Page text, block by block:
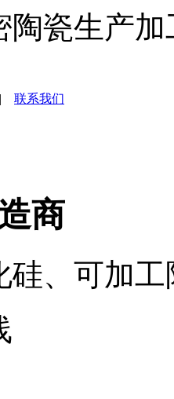
陶瓷生产
联系我们
商
硅、可加